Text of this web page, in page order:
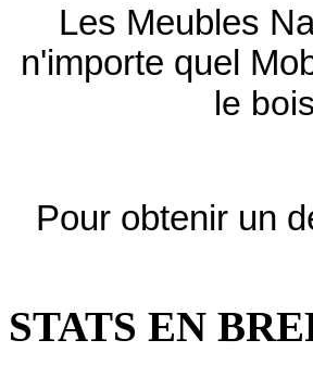
Les Meubles
n'importe quel
le
Pour obtenir un
STATS EN